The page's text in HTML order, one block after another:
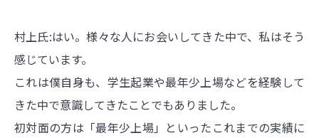
村上氏:はい。様々な人にお会いしてきた中で、私はそう
感じています。
これは僕自身も、学生起業や最年少上場などを経験して
きた中で意識してきたことでもありました。
初対面の方は「最年少上場」といったこれまでの実績に